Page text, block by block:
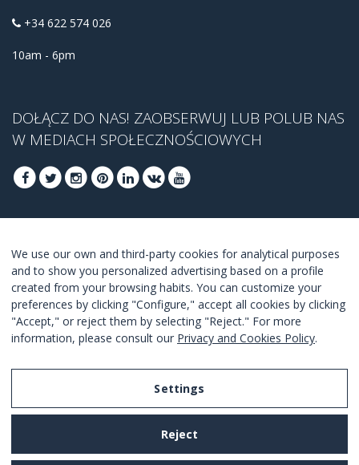
+34 622 574 026
10am - 6pm
DOŁĄCZ DO NAS! ZAOBSERWUJ LUB POLUB NAS
W MEDIACH SPOŁECZNOŚCIOWYCH
OFERTĘ
DOŁĄCZ
Akceptujęwarunki korzystania z usługi.
We use our own and third-party cookies for analytical purposes
and to show you personalized advertising based on a profile
created from your browsing habits. You can customize your
preferences by clicking "Configure," accept all cookies by clicking
"Accept," or reject them by selecting "Reject." For more
information, please consult our Privacy and Cookies Policy.
Settings
Reject
Legal Notice
Privacy and Cookies Policy